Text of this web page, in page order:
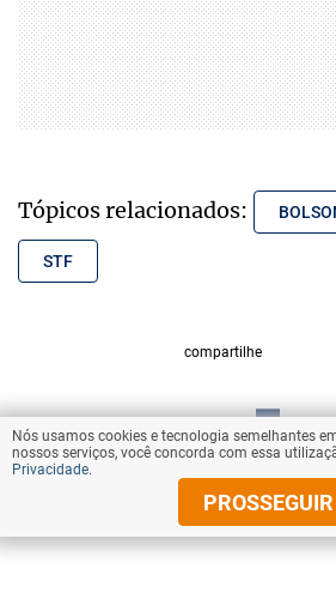
Tópicos relacionados:
STF
compartilhe
VOLTAR AO TOPO
© Copyright 2026 Diários Associados
Nós usamos cookies e tecnologia semelhantes
nossos serviços, você concorda com essa
Privacidade.
PROSSEGUIR